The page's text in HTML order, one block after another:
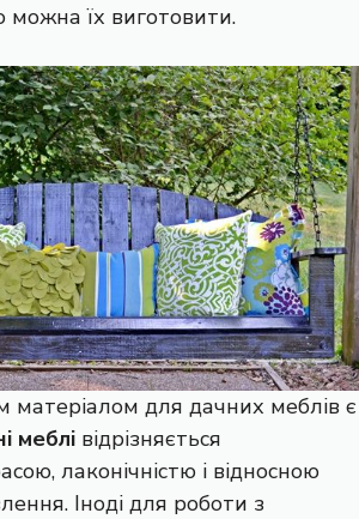
можна їх виготовити.
для дачних меблів є
меблі відрізняється
лаконічністю і відносною
Іноді для роботи з